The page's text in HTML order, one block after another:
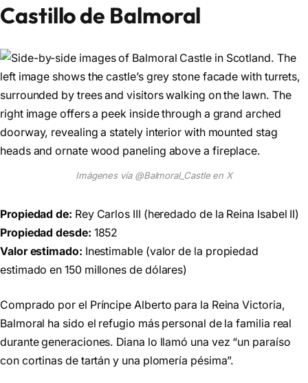
Castillo de Balmoral
Imágenes vía @Balmoral_Castle en X
Propiedad de: Rey Carlos III (heredado de la Reina Isabel II)
Propiedad desde: 1852
Valor estimado: Inestimable (valor de la propiedad
estimado en 150 millones de dólares)
Comprado por el Príncipe Alberto para la Reina Victoria,
Balmoral ha sido el refugio más personal de la familia real
durante generaciones. Diana lo llamó una vez “un paraíso
con cortinas de tartán y una plomería pésima”.